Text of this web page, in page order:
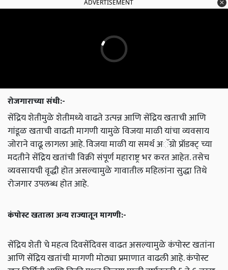
ADVERTISEMENT
रोजगाराच्या संधी:-
सेंद्रिय शेतीमुळे शेतीमध्ये वाढते उत्पन्न आणि सेंद्रिय खताची आणि
गांडूळ खताची वाढती मागणी यामुळे विजया माळी यांचा व्यवसाय
जोराने वाढू लागला आहे. विजया माळी या समर्थ अॅग्रो प्रॉडक्ट् च्या
मदतीने सेंद्रिय खतांची विक्री संपूर्ण महाराष्ट्र भर करत आहेत. तसेच
व्यवसायची वृद्धी होत असल्यामुळे गावातील महिलांना सुद्धा तिथे
रोजगार उपलब्ध होत आहे.
कंपोस्ट खताला अन्य राज्यातून मागणी:-
सेंद्रिय शेती चे महत्व दिवसेंदिवस वाढत असल्यामुळे कंपोस्ट खतांना
आणि सेंद्रिय खतांची मागणी मोठ्या प्रमाणात वाढली आहे. कंपोस्ट